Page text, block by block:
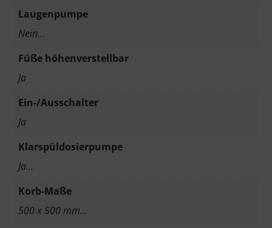
Laugenpumpe
Nein…
Füße höhenverstellbar
Ja
Ein-/Ausschalter
Ja
Klarspüldosierpumpe
Ja…
Korb-Maße
500 x 500 mm…